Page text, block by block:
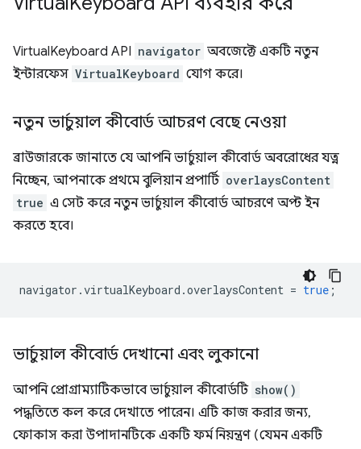
VirtualKeyboard API navigator অবজেক্টে একটি নতুন
ইন্টারফেস VirtualKeyboard যোগ করে।
নতুন ভার্চুয়াল কীবোর্ড আচরণ বেছে নেওয়া
ব্রাউজারকে জানাতে যে আপনি ভার্চুয়াল কীবোর্ড অবরোধের যত্ন
নিচ্ছেন, আপনাকে প্রথমে বুলিয়ান প্রপার্টি overlaysContent
true এ সেট করে নতুন ভার্চুয়াল কীবোর্ড আচরণে অপ্ট ইন
করতে হবে।
navigator .virtualKeyboard .overlaysContent = true ;
ভার্চুয়াল কীবোর্ড দেখানো এবং লুকানো
আপনি প্রোগ্রাম্যাটিকভাবে ভার্চুয়াল কীবোর্ডটি show()
পদ্ধতিতে কল করে দেখাতে পারেন। এটি কাজ করার জন্য,
ফোকাস করা উপাদানটিকে একটি ফর্ম নিয়ন্ত্রণ (যেমন একটি